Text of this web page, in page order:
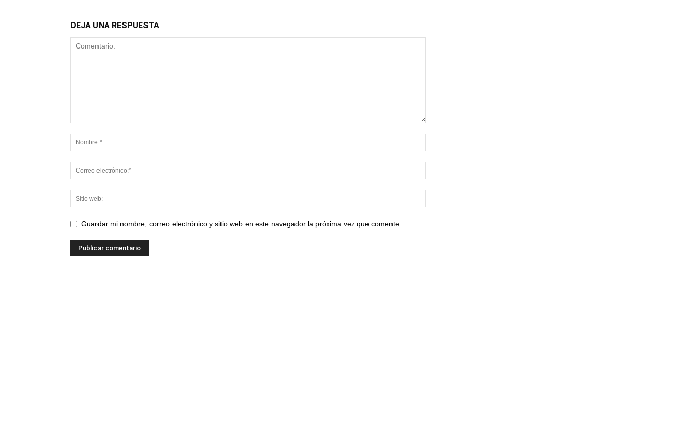
DEJA UNA RESPUESTA
Guardar mi nombre, correo electrónico y sitio web en este navegador la próxima vez que comente.